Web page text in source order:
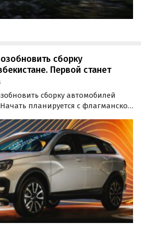
сборку
Первой станет
сборку автомобилей
Начать планируется с флагманской
компании Максим Соколов в
промышленной выставки